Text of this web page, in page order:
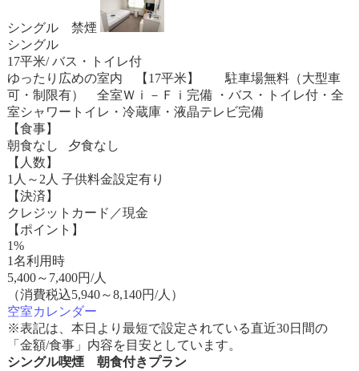
シングル 禁煙
シングル
17平米/ バス・トイレ付
ゆったり広めの室内 【17平米】 駐車場無料（大型車
可・制限有） 全室Ｗｉ－Ｆｉ完備 ・バス・トイレ付・全
室シャワートイレ・冷蔵庫・液晶テレビ完備
【食事】
朝食なし 夕食なし
【人数】
1人～2人 子供料金設定有り
【決済】
クレジットカード／現金
【ポイント】
1%
1名利用時
5,400～ 7,400円/人
（消費税込5,940～8,140円/人）
空室カレンダー
※表記は、本日より最短で設定されている直近30日間の
「金額/食事」内容を目安としています。
シングル喫煙 朝食付きプラン